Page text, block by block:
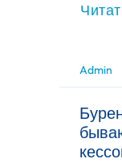
Admin